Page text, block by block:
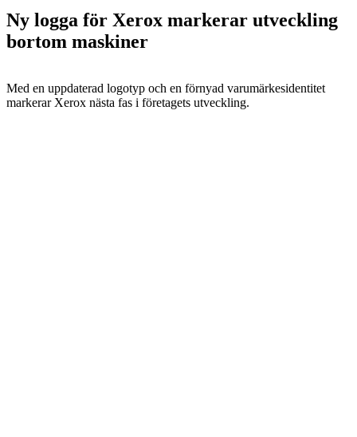
Ny logga för Xerox markerar utveckling
bortom maskiner
Med en uppdaterad logotyp och en förnyad varumärkesidentitet
markerar Xerox nästa fas i företagets utveckling.